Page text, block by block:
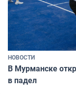
НОВОСТИ
В Мурманске
в падел